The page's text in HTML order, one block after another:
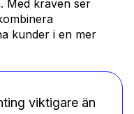
Med kraven ser
kunder i en mer
viktigare än